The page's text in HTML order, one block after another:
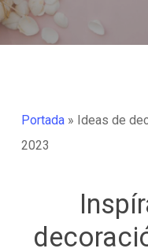
Portada» Ideas de
2023